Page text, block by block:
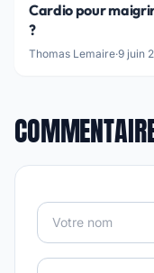
Cardio pour
?
Thomas Lemaire·9 juin